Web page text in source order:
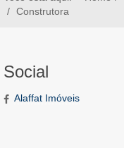
Construtora
Social
Alaffat Imóveis